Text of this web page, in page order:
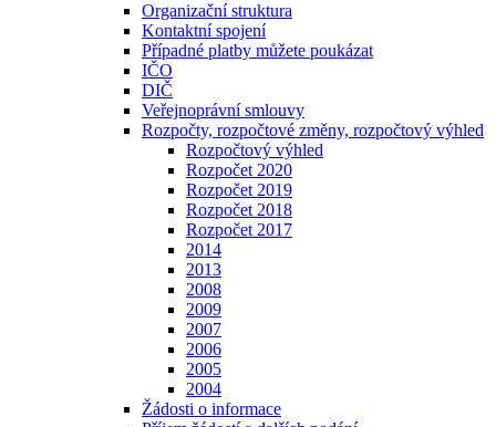
Organizační struktura
Kontaktní spojení
Případné platby můžete poukázat
IČO
DIČ
Veřejnoprávní smlouvy
Rozpočty, rozpočtové změny, rozpočtový výhled
Rozpočtový výhled
Rozpočet 2020
Rozpočet 2019
Rozpočet 2018
Rozpočet 2017
2014
2013
2008
2009
2007
2006
2005
2004
Žádosti o informace